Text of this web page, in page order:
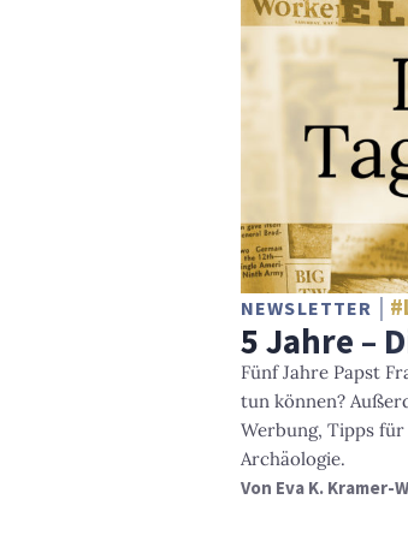
NEWSLETTER
5 Jahre –
Fünf Jahre Papst
tun können?
Werbung, Tipps
Archäologie.
Von Eva K. Kramer-